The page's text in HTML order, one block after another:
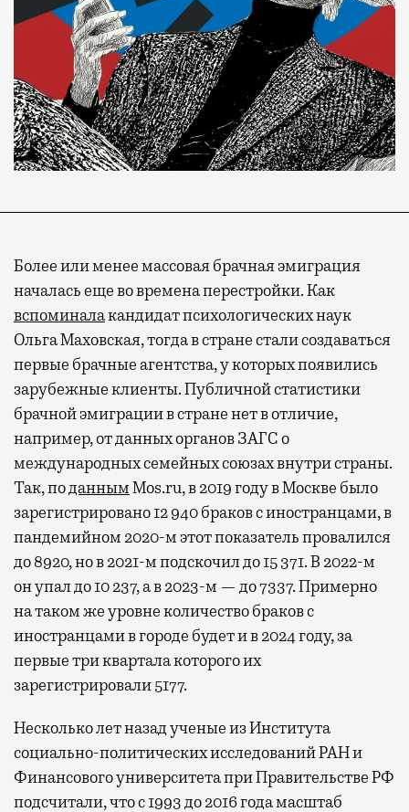
Более или менее массовая брачная эмиграция
началась еще во времена перестройки. Как
вспоминалакандидат психологических наук
Ольга Маховская, тогда в стране стали создаваться
первые брачные агентства, у которых появились
зарубежные клиенты. Публичной статистики
брачной эмиграции в стране нет в отличие,
например, от данных органов ЗАГС о
международных семейных союзах внутри страны.
Так, поданнымMos.ru, в 2019 году в Москве было
зарегистрировано 12 940 браков с иностранцами, в
пандемийном 2020-м этот показатель провалился
до 8920, но в 2021-м подскочил до 15 371. В 2022-м
он упал до 10 237, а в 2023-м — до 7337. Примерно
на таком же уровне количество браков с
иностранцами в городе будет и в 2024 году, за
первые три квартала которого их
зарегистрировали 5177.
Несколько лет назад ученые из Института
социально-политических исследований РАН и
Финансового университета при Правительстве РФ
подсчитали, что с 1993 до 2016 года масштаб